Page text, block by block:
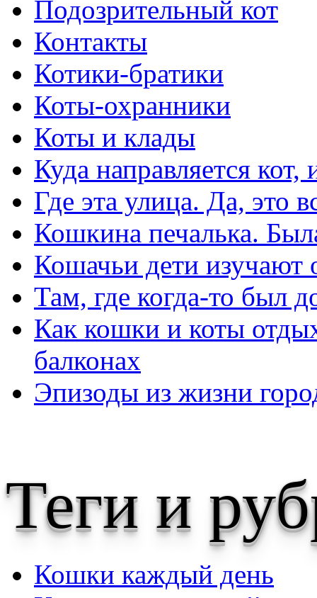
Подозрительный кот
Контакты
Котики-братики
Коты-охранники
Коты и клады
Куда направляется
Где эта улица. Да, это
Кошкина печалька.
Кошачьи дети
Там, где когда-то был
Как кошки и коты
балконах
Эпизоды из жизни
Теги и
Кошки каждый день